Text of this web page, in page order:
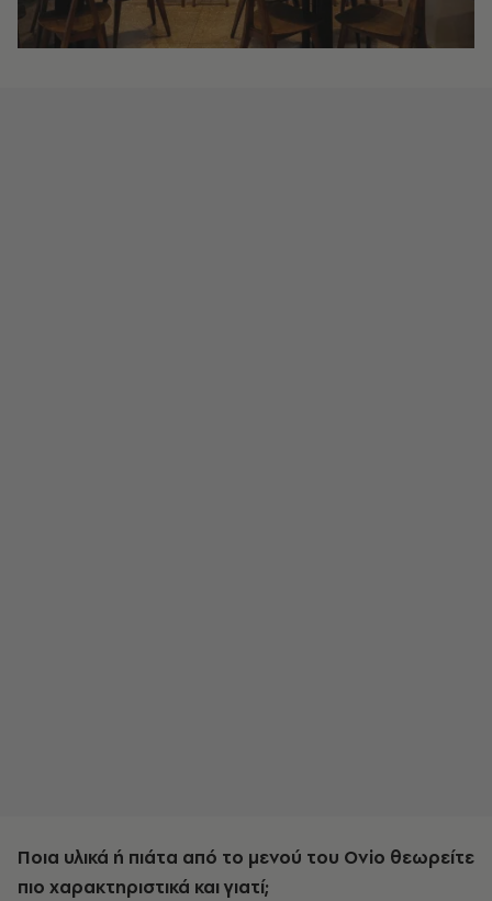
Ποια υλικά ή πιάτα από το μενού του Ovio θεωρείτε
πιο χαρακτηριστικά και γιατί;